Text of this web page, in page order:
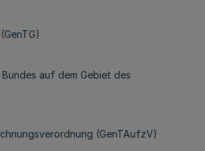
auf dem Gebiet des
(GenTAufzV)